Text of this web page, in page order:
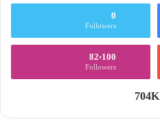
0
Followers
82٬100
Followers
704K